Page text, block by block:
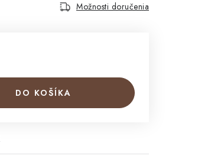
Možnosti doručenia
DO KOŠÍKA